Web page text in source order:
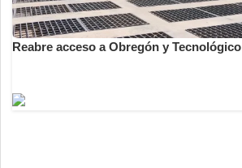
Reabre acceso a Obregón y Tecnológico